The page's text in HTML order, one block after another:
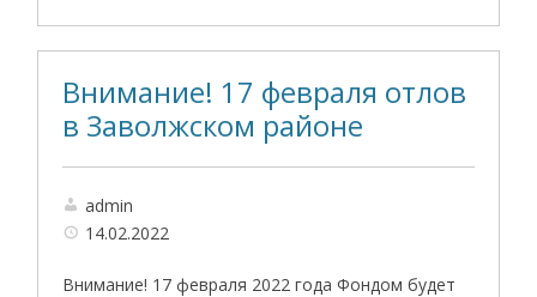
Внимание! 17 февраля отлов
в Заволжском районе
admin
14.02.2022
Внимание! 17 февраля 2022 года Фондом будет